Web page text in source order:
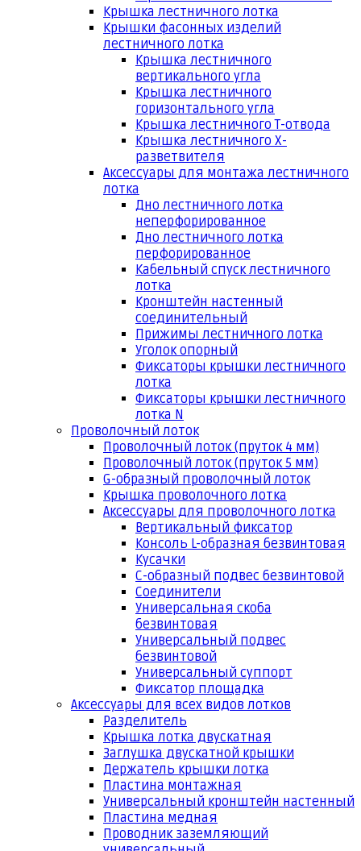
Крышка лестничного лотка
Крышки фасонных изделий
лестничного лотка
Крышка лестничного
вертикального угла
Крышка лестничного
горизонтального угла
Крышка лестничного Т-отвода
Крышка лестничного Х-
разветвителя
Аксессуары для монтажа лестничного
лотка
Дно лестничного лотка
неперфорированное
Дно лестничного лотка
перфорированное
Кабельный спуск лестничного
лотка
Кронштейн настенный
соединительный
Прижимы лестничного лотка
Уголок опорный
Фиксаторы крышки лестничного
лотка
Фиксаторы крышки лестничного
лотка N
Проволочный лоток
Проволочный лоток (пруток 4 мм)
Проволочный лоток (пруток 5 мм)
G-образный проволочный лоток
Крышка проволочного лотка
Аксессуары для проволочного лотка
Вертикальный фиксатор
Консоль L-образная безвинтовая
Кусачки
С-образный подвес безвинтовой
Соединители
Универсальная скоба
безвинтовая
Универсальный подвес
безвинтовой
Универсальный суппорт
Фиксатор площадка
Аксессуары для всех видов лотков
Разделитель
Крышка лотка двускатная
Заглушка двускатной крышки
Держатель крышки лотка
Пластина монтажная
Универсальный кронштейн настенный
Пластина медная
Проводник заземляющий